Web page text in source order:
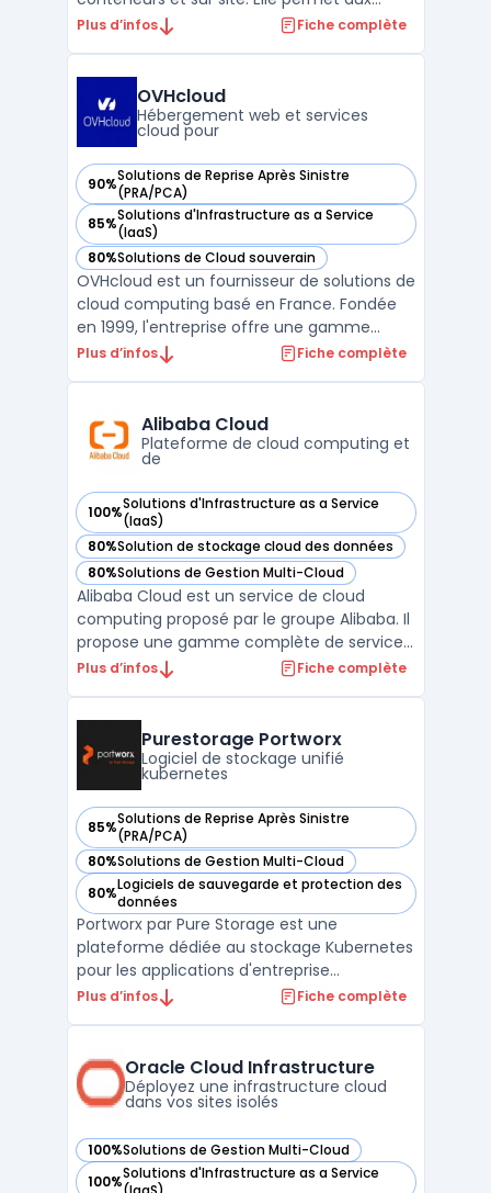
organisations de gérer plus efficacement
infrastructure publique, privée ou sur site. La
solution Google Ant ...
Plus d’infos Fiche complète
OVHcloud
Hébergement web et services
cloud pour
90%Solutions de Reprise Après Sinistre
(PRA/PCA)
— voir OVHcloud dans cette catégorie
85%Solutions d'Infrastructure as a Service
(IaaS)
— voir OVHcloud dans cette catégorie
80%Solutions de Cloud souverain
— voir OVHcloud dans cette catégorie
OVHcloud est un fournisseur de solutions de
cloud computing basé en France. Fondée
en 1999, l'entreprise offre une gamme
complète de services cloud, y compris des
gestion de projets. La plateforme cloud
d'OVHcloud est co ...
Plus d’infos Fiche complète
Alibaba Cloud
Plateforme de cloud computing et
de
100%Solutions d'Infrastructure as a Service
(IaaS)
— voir Alibaba Cloud dans cette catégorie
80%Solution de stockage cloud des données
— voir Alibaba Cloud dans cette catégorie
80%Solutions de Gestion Multi-Cloud
— voir Alibaba Cloud dans cette catégorie
Alibaba Cloud est un service de cloud
computing proposé par le groupe Alibaba. Il
propose une gamme complète de services
cloud adaptés aux entreprises, allant du
surtout présent en Asie mais continue de
gagner en popularité ...
Plus d’infos Fiche complète
Purestorage Portworx
Logiciel de stockage unifié
kubernetes
85%Solutions de Reprise Après Sinistre
(PRA/PCA)
— voir Purestorage Portworx dans cette catégorie
80%Solutions de Gestion Multi-Cloud
— voir Purestorage Portworx dans cette catégorie
80%Logiciels de sauvegarde et protection des
données
— voir Purestorage Portworx dans cette catégorie
Portworx par Pure Storage est une
plateforme dédiée au stockage Kubernetes
pour les applications d'entreprise
modernes. Elle offre la possibilité d'exécuter
cloud, tout en étant compatible avec
toutes les plateformes ...
Plus d’infos Fiche complète
Oracle Cloud Infrastructure
Déployez une infrastructure cloud
dans vos sites isolés
100%Solutions de Gestion Multi-Cloud
— voir Oracle Cloud Infrastructure dans cette catégorie
100%Solutions d'Infrastructure as a Service
— voir Oracle Cloud Infrastructure dans cette catégorie